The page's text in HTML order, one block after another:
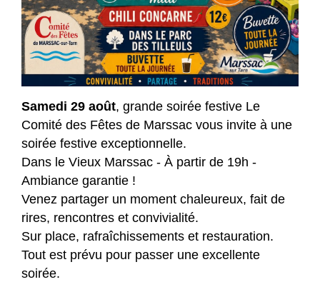
Samedi 29 août, grande soirée festive Le
Comité des Fêtes de Marssac vous invite à une
soirée festive exceptionnelle.
Dans le Vieux Marssac - À partir de 19h -
Ambiance garantie !
Venez partager un moment chaleureux, fait de
rires, rencontres et convivialité.
Sur place, rafraîchissements et restauration.
Tout est prévu pour passer une excellente
soirée.